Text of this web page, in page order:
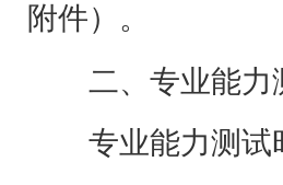
附件）。
二、专业能力
专业能力测试